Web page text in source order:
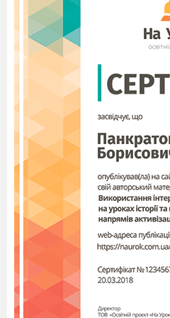
ГОЛУБЦІ
Голубці
- сама
назва цієї страви
вказує на її
символічність.
Голуб - символ
Божої любові,
символ Святого Духа,